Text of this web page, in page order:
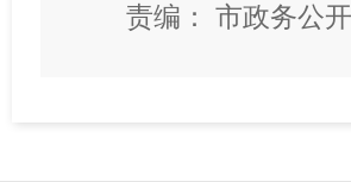
责编： 市政务公